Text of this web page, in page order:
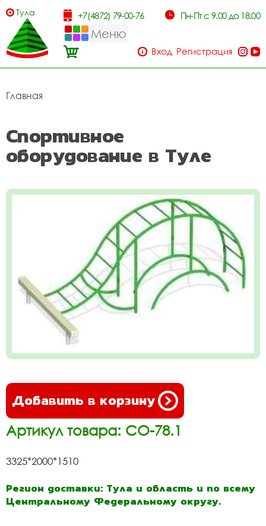
Тула +7(4872) 79-00-76 Пн-Пт с 9.00 до 18.00
Меню
Вход Регистрация
Главная
Спортивное
оборудование в Туле
Добавить в корзину
Артикул товара: СО-78.1
3325*2000*1510
Регион доставки: Тула и область и по всему
Центральному Федеральному округу.